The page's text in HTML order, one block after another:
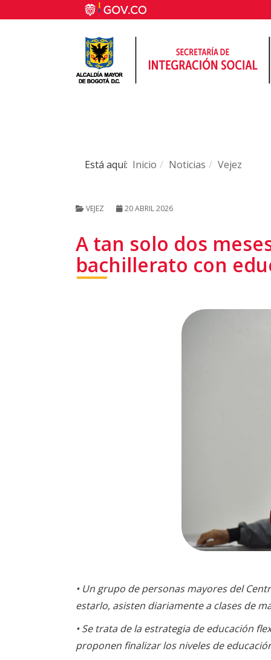
Está aquí: Inicio Noticias Vejez
VEJEZ 20 ABRIL 2026
A tan solo dos
bachillerato con
• Un grupo de personas mayores del
estarlo, asisten diariamente a clases de
• Se trata de la estrategia de educación
proponen finalizar los niveles de